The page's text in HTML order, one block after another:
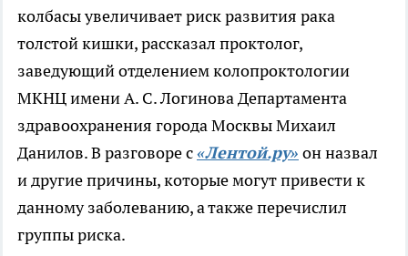
колбасы увеличивает риск развития рака
толстой кишки, рассказал проктолог,
заведующий отделением колопроктологии
МКНЦ имени А. С. Логинова Департамента
здравоохранения города Москвы Михаил
Данилов. В разговоре с«Лентой.ру» он назвал
и другие причины, которые могут привести к
данному заболеванию, а также перечислил
группы риска.